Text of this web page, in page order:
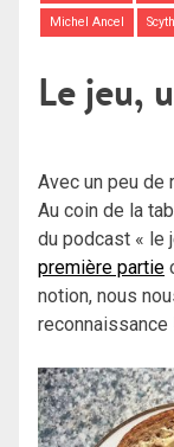
Michel Ancel
Le jeu,
Avec un peu de
Au coin de la
du podcast « le
première partie
notion, nous
reconnaissance